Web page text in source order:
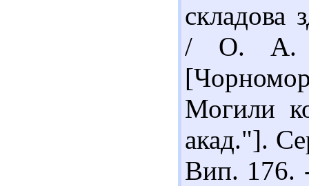
складова
/ О. А.
Могили
акад."].
Вип. 176.